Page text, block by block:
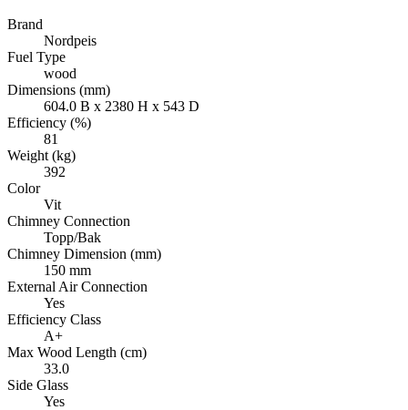
Brand
Nordpeis
Fuel Type
wood
Dimensions (mm)
604.0 B x 2380 H x 543 D
Efficiency (%)
81
Weight (kg)
392
Color
Vit
Chimney Connection
Topp/Bak
Chimney Dimension (mm)
150 mm
External Air Connection
Yes
Efficiency Class
A+
Max Wood Length (cm)
33.0
Side Glass
Yes